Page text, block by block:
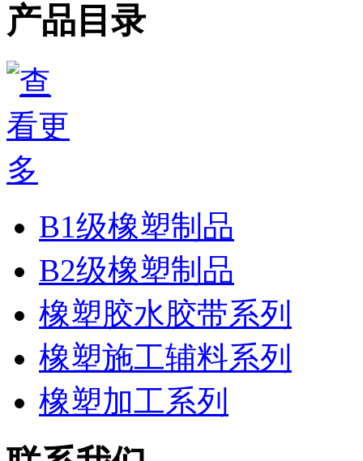
产品目录
B1级橡塑制品
B2级橡塑制品
橡塑胶水胶带系列
橡塑施工辅料系列
橡塑加工系列